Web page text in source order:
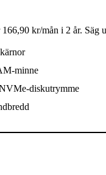
kr/mån i 2 år. Säg
minne
diskutrymme